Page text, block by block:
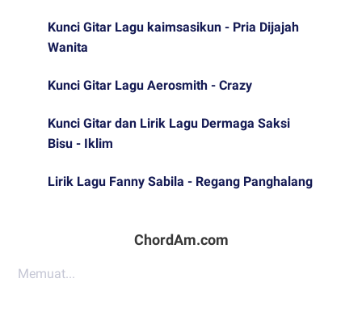
Kunci Gitar Lagu kaimsasikun - Pria Dijajah
Wanita
Kunci Gitar Lagu Aerosmith - Crazy
Kunci Gitar dan Lirik Lagu Dermaga Saksi
Bisu - Iklim
Lirik Lagu Fanny Sabila - Regang Panghalang
ChordAm.com
Memuat...